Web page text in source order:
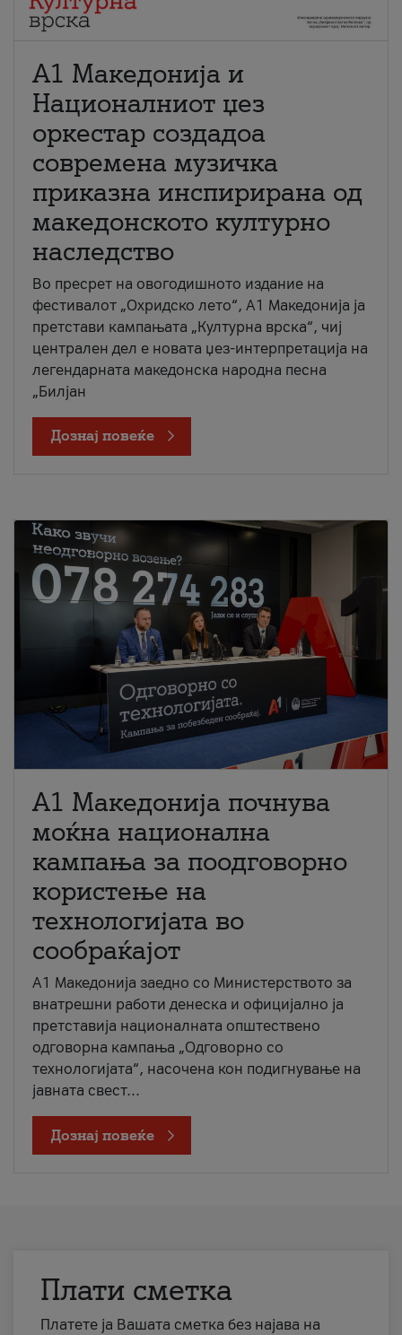
А1 Македонија и
Националниот џез
оркестар создадоа
современа музичка
приказна инспирирана од
македонското културно
наследство
Во пресрет на овогодишното издание на
фестивалот „Охридско лето“, А1 Македонија ја
претстави кампањата „Културна врска“, чиј
централен дел е новата џез-интерпретација на
легендарната македонска народна песна
„Билјан
Дознај повеќе
A1 Македонија почнува
моќна национална
кампања за поодговорно
користење на
технологијата во
сообраќајот
A1 Македонија заедно со Министерството за
внатрешни работи денеска и официјално ја
претставија националната општествено
одговорна кампања „Одговорно со
технологијата“, насочена кон подигнување на
јавната свест...
Дознај повеќе
Плати сметка
Платете ја Вашата сметка без најава на